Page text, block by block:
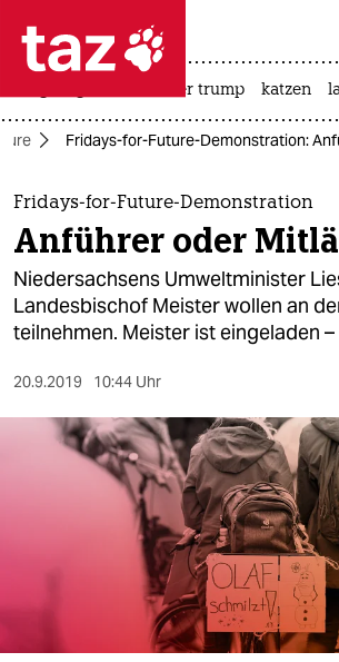
 taz zahl ich
taz zahl ich
themen
politik
öko
sport
verlag
usa unter trump katzen
Fridays-for-Future-Demonstration:
Fridays-for-Future-Demonstration
Anführer oder
Niedersachsens Umweltminister
Landesbischof Meister wollen an
teilnehmen. Meister ist eingeladen –
20.9.2019 10:44 Uhr